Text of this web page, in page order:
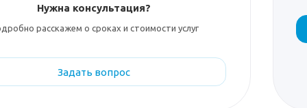
Нужна консультация?
расскажем о сроках и стоимости услуг
Задать вопрос